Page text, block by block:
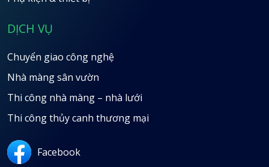
DỊCH VỤ
Chuyển giao công nghệ
Nhà màng sân vườn
Thi công nhà màng – nhà lưới
Thi công thủy canh thương mại
Facebook